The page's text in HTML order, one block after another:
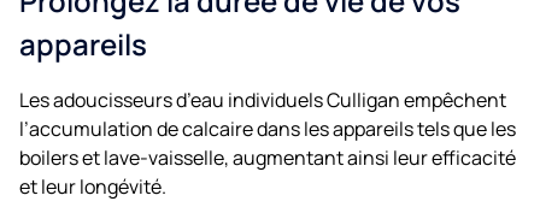
appareils
Les adoucisseurs d’eau individuels Culligan empêchent
l’accumulation de calcaire dans les appareils tels que les
boilers et lave-vaisselle, augmentant ainsi leur efficacité
et leur longévité.